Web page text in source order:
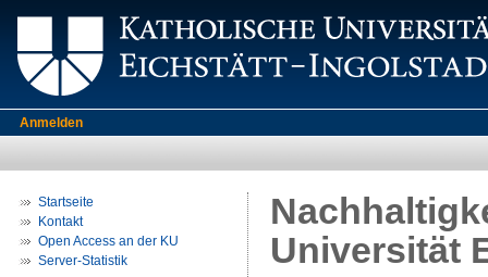
Anmelden
Startseite
Kontakt
Open Access an der KU
Server-Statistik
Universität